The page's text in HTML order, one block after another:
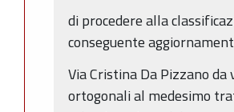
di procedere alla
conseguente
Via Cristina Da Pizzano
ortogonali al medesimo